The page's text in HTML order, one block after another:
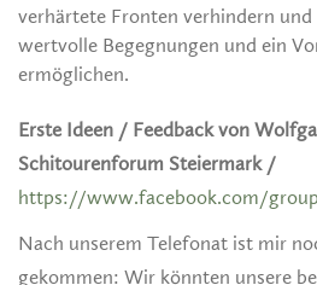
verhärtete Fronten verhindern
wertvolle Begegnungen und ein
ermöglichen.
Erste Ideen / Feedback von
Schitourenforum Steiermark /
https://www.facebook.com/
Nach unserem Telefonat ist mir
gekommen: Wir könnten unsere